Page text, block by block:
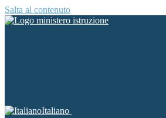
Salta al contenuto
Italiano